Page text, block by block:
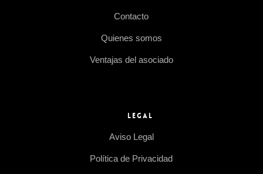
Contacto
Quienes somos
Ventajas del asociado
LEGAL
Aviso Legal
Política de Privacidad